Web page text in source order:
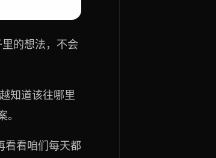
的想法，不会
知道该往哪里
看看咱们每天都